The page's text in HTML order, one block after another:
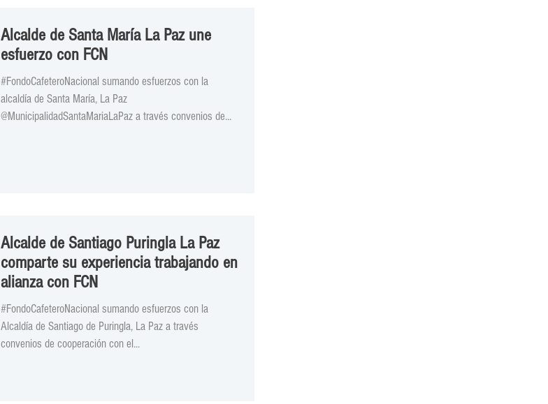
Alcalde de Santa María La Paz une
esfuerzo con FCN
#FondoCafeteroNacional sumando esfuerzos con la
alcaldía de Santa María, La Paz
@MunicipalidadSantaMariaLaPaz a través convenios de...
Alcalde de Santiago Puringla La Paz
comparte su experiencia trabajando en
alianza con FCN
#FondoCafeteroNacional sumando esfuerzos con la
Alcaldía de Santiago de Puringla, La Paz a través
convenios de cooperación con el...